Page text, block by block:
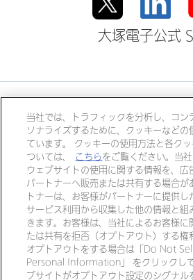
大塚電子公式
大塚ホールディン
大塚製薬 大塚製薬工場
大
大塚倉庫
大塚化学
大塚食
大塚メディカルデバイス
リンク
個人
ご利用ガイド
当社では、トラフィックを分析し、コン
ソナライズするために、クッキーなどの
ています。 クッキーの使用方法と各ク
ついては、
こちらをご覧ください。当
ウェブサイトの使用に関する情報を、広
パートナーへ販売または共有する場合が
トナーは、お客様がパートナーに提供
サービス利用から収集した他の情報と組
きます。お客様は、当社によるお客様に
たは共有を拒否（オプトアウト）する権
オプトアウトをする場合は「Do Not
Personal Information」 をクリックし
ブサイトがオプトアウト設定のシグナル